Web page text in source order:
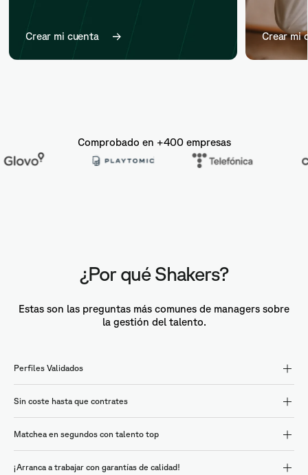
Crear mi cuenta Crear mi
Comprobado en +400 empresas
¿Por qué Shakers?
Estas son las preguntas más comunes de managers sobre
la gestión del talento.
Perfiles Validados
Sin coste hasta que contrates
Matchea en segundos con talento top
¡Arranca a trabajar con garantías de calidad!